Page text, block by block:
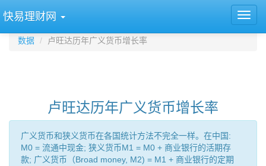
快易理财网
数据 卢旺达历年广义货币增长率
卢旺达历年广义货币增长率
广义货币和狭义货币在各国统计方法不完全一样。在中国:
M0 = 流通中现金; 狭义货币M1 = M0 + 商业银行的活期存
款; 广义货币（Broad money, M2) = M1 + 商业银行的定期